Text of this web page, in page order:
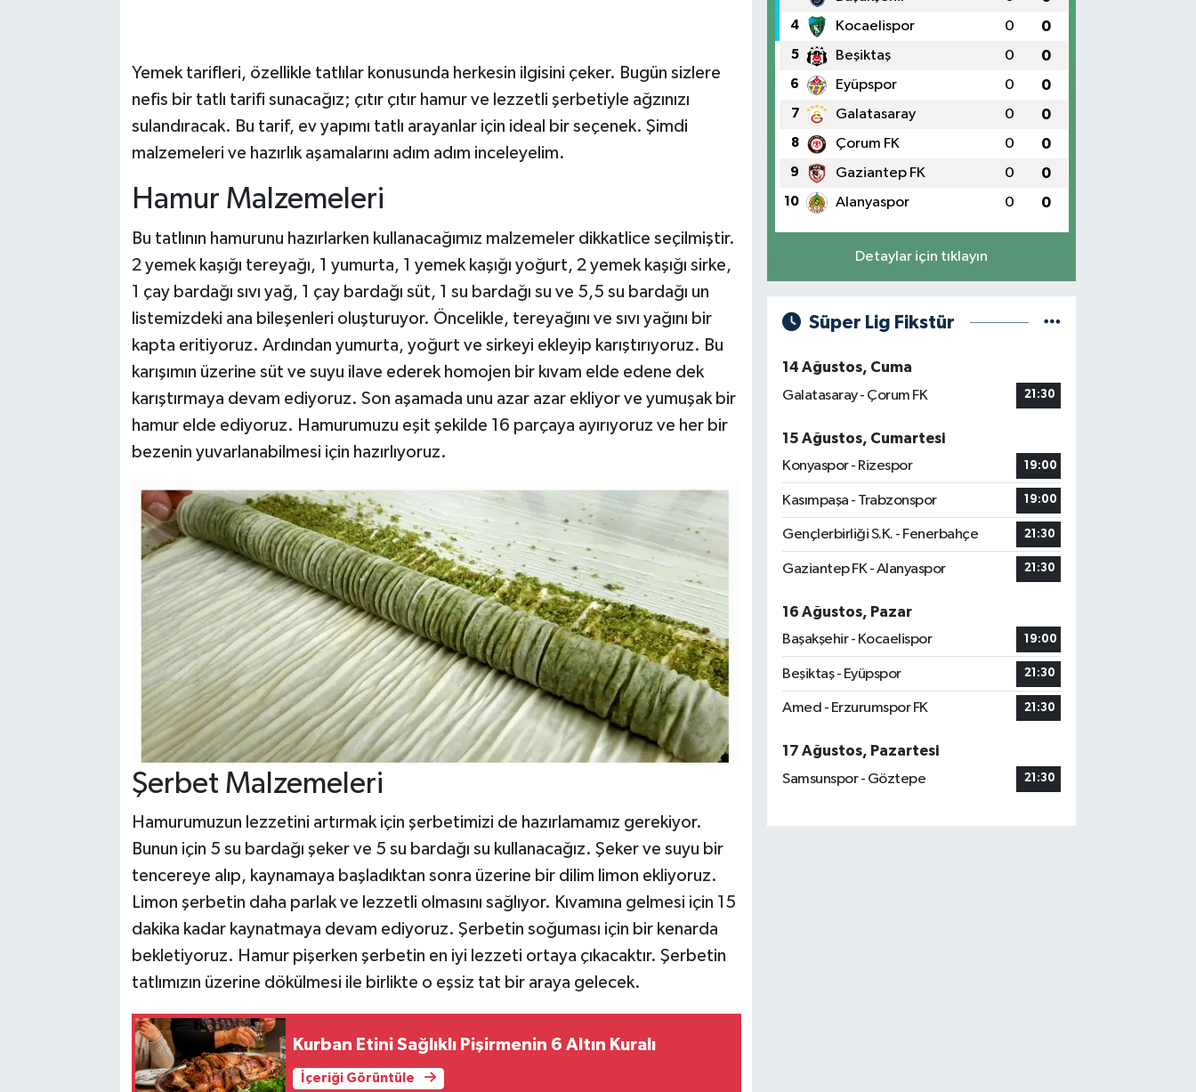
Yemek tarifleri, özellikle tatlılar konusunda herkesin ilgisini çeker. Bugün sizlere
nefis bir tatlı tarifi sunacağız; çıtır çıtır hamur ve lezzetli şerbetiyle ağzınızı
sulandıracak. Bu tarif, ev yapımı tatlı arayanlar için ideal bir seçenek. Şimdi
malzemeleri ve hazırlık aşamalarını adım adım inceleyelim.
Hamur Malzemeleri
Bu tatlının hamurunu hazırlarken kullanacağımız malzemeler dikkatlice seçilmiştir.
2 yemek kaşığı tereyağı, 1 yumurta, 1 yemek kaşığı yoğurt, 2 yemek kaşığı sirke,
1 çay bardağı sıvı yağ, 1 çay bardağı süt, 1 su bardağı su ve 5,5 su bardağı un
listemizdeki ana bileşenleri oluşturuyor. Öncelikle, tereyağını ve sıvı yağını bir
kapta eritiyoruz. Ardından yumurta, yoğurt ve sirkeyi ekleyip karıştırıyoruz. Bu
karışımın üzerine süt ve suyu ilave ederek homojen bir kıvam elde edene dek
karıştırmaya devam ediyoruz. Son aşamada unu azar azar ekliyor ve yumuşak bir
hamur elde ediyoruz. Hamurumuzu eşit şekilde 16 parçaya ayırıyoruz ve her bir
bezenin yuvarlanabilmesi için hazırlıyoruz.
Şerbet Malzemeleri
Hamurumuzun lezzetini artırmak için şerbetimizi de hazırlamamız gerekiyor.
Bunun için 5 su bardağı şeker ve 5 su bardağı su kullanacağız. Şeker ve suyu bir
tencereye alıp, kaynamaya başladıktan sonra üzerine bir dilim limon ekliyoruz.
Limon şerbetin daha parlak ve lezzetli olmasını sağlıyor. Kıvamına gelmesi için 15
dakika kadar kaynatmaya devam ediyoruz. Şerbetin soğuması için bir kenarda
bekletiyoruz. Hamur pişerken şerbetin en iyi lezzeti ortaya çıkacaktır. Şerbetin
tatlımızın üzerine dökülmesi ile birlikte o eşsiz tat bir araya gelecek.
Kurban Etini Sağlıklı Pişirmenin 6 Altın Kuralı
İçeriği Görüntüle
4 Kocaelispor 0 0
5 Beşiktaş 0 0
6 Eyüpspor 0 0
7 Galatasaray 0 0
8 Çorum FK 0 0
9 Gaziantep FK 0 0
10 Alanyaspor 0 0
Detaylar için tıklayın
Süper Lig Fikstür
14 Ağustos, Cuma
Galatasaray - Çorum FK
21:30
15 Ağustos, Cumartesi
Konyaspor - Rizespor
19:00
Kasımpaşa - Trabzonspor 19:00
Gençlerbirliği S.K. - Fenerbahçe 21:30
Gaziantep FK - Alanyaspor 21:30
16 Ağustos, Pazar
Başakşehir - Kocaelispor
19:00
Beşiktaş - Eyüpspor 21:30
Amed - Erzurumspor FK 21:30
17 Ağustos, Pazartesi
Samsunspor - Göztepe
21:30